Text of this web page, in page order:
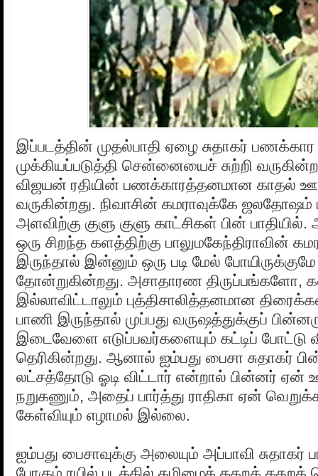
இப்படத்தின் முதல்பாதி ஏழை சுதாகர்
முக்கியப்படுத்தி சென்னையைச் சுற்றி
விஜயன் ரதியின் பணக்காரத்தனமான காதல்
வருகின்றது. நிவாசின் கமராவுக்கே ஜலதோஷம்
அளவிற்கு குளு குளு காட்சிகள் பின்
ஒரு சிறந்த களத்திற்கு பாலுமகேந்திராவின்
இருந்தால் இன்னும் ஒரு படி மேல்
தோன்றுகின்றது. அசாதாரண
இல்லாவிட்டாலும் புத்திசாலித்தனமான
பாணி இருந்தால் முப்பது வருஷத்துக்குப்
இடைவேளை எடுப்பவர்களையும் கட்டிப் போட்டு
தெரிகின்றது. ஆனால் ஐம்பது பைசா சுதாகர்
லட்சத்தோடு ஓடி விட்டார் என்றால் பின்னர் ஏன்
நறுகணும், அதைப் பார்த்து ராதிகா ஏன்
கேள்வியும் எழாமல் இல்லை.
ஐம்பது பைசாவுக்கு அலையும் அப்பாவி சுதாகர்